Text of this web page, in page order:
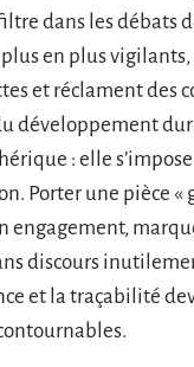
dans les débats
en plus
et réclament des
développement
: elle
Porter une pièce «
engagement,
discours
et la traçabilité